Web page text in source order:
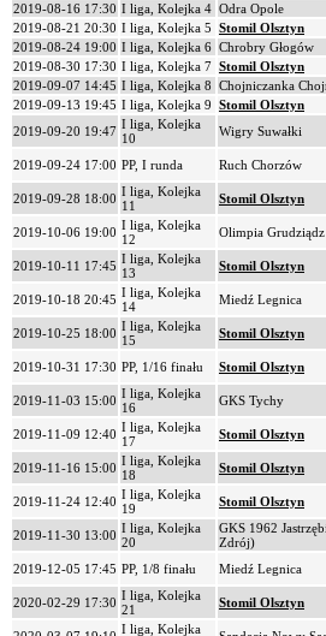
2019-08-16 17:30 I liga, Kolejka 4 Odra Opole
2019-08-21 20:30 I liga, Kolejka 5 Stomil Olsztyn
2019-08-24 19:00 I liga, Kolejka 6 Chrobry Głogów
2019-08-30 17:30 I liga, Kolejka 7 Stomil Olsztyn
2019-09-07 14:45 I liga, Kolejka 8 Chojniczanka
2019-09-13 19:45 I liga, Kolejka 9 Stomil Olsztyn
2019-09-20 19:47 I liga, Kolejka
10
Wigry Suwałki
2019-09-24 17:00 PP, I runda Ruch Chorzów
2019-09-28 18:00 I liga, Kolejka
11
Stomil Olsztyn
2019-10-06 19:00 I liga, Kolejka
12
Olimpia Grudziądz
2019-10-11 17:45 I liga, Kolejka
13
Stomil Olsztyn
2019-10-18 20:45 I liga, Kolejka
14
Miedź Legnica
2019-10-25 18:00 I liga, Kolejka
15
Stomil Olsztyn
2019-10-31 17:30 PP, 1/16 finału Stomil Olsztyn
2019-11-03 15:00 I liga, Kolejka
16
GKS Tychy
2019-11-09 12:40 I liga, Kolejka
17
Stomil Olsztyn
2019-11-16 15:00 I liga, Kolejka
18
Stomil Olsztyn
2019-11-24 12:40 I liga, Kolejka
19
Stomil Olsztyn
2019-11-30 13:00 I liga, Kolejka
20
GKS 1962
Zdrój)
2019-12-05 17:45 PP, 1/8 finału Miedź Legnica
2020-02-29 17:30 I liga, Kolejka
21
Stomil Olsztyn
I liga, Kolejka